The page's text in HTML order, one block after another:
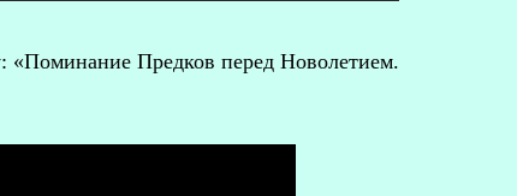
«Поминание Предков перед Новолетием.